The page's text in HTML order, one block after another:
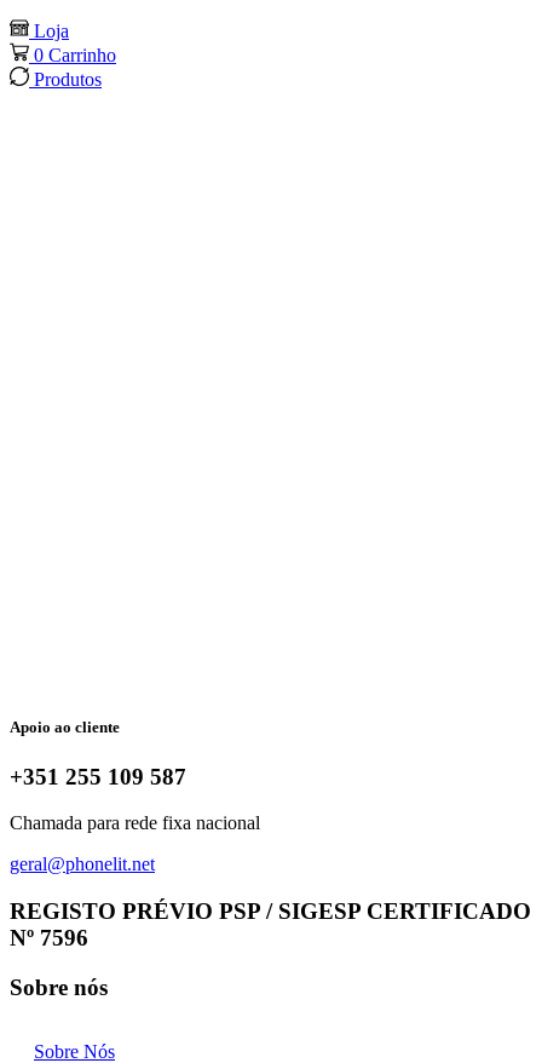
Loja
0 Carrinho
Produtos
Apoio ao cliente
+351 255 109 587
Chamada para rede fixa nacional
geral@phonelit.net
REGISTO PRÉVIO PSP / SIGESP CERTIFICADO
Nº 7596
Sobre nós
Sobre Nós